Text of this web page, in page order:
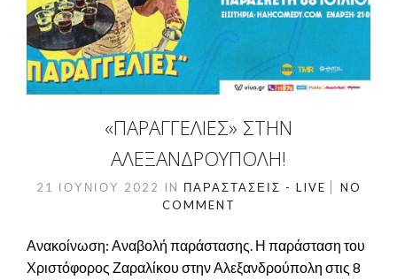
«ΠΑΡΑΓΓΕΛΙΈΣ» ΣΤΗΝ
ΑΛΕΞΑΝΔΡΟΎΠΟΛΗ!
21 ΙΟΥΝΊΟΥ 2022 IN ΠΑΡΑΣΤΆΣΕΙΣ - LIVE
NO
COMMENT
Ανακοίνωση: Αναβολή παράστασης. Η παράσταση του
Χριστόφορος Ζαραλίκου στην Αλεξανδρούπολη στις 8